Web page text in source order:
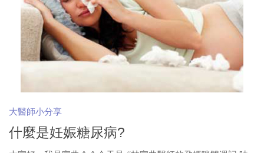
大醫師小分享
什麼是妊娠糖尿病?